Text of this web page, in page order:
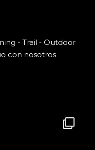
- Trail - Outdoor
con nosotros